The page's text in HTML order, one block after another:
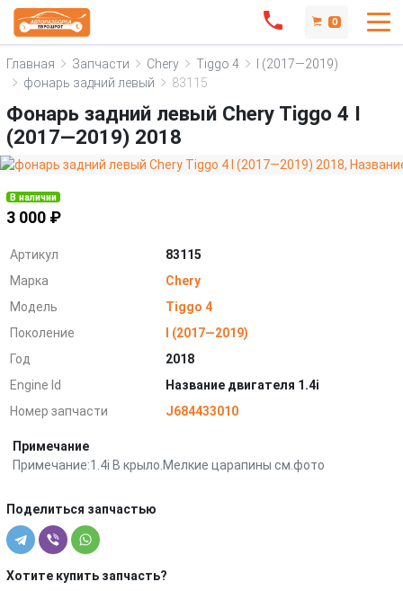
0
Главная Запчасти Chery Tiggo 4
I (2017—2019)
фонарь задний левый
83115
Фонарь задний левый Chery Tiggo 4 I
(2017—2019) 2018
В наличии
3 000 ₽
Артикул
83115
Марка
Chery
Модель
Tiggo 4
Поколение
I (2017—2019)
Год
2018
Engine Id
Название двигателя 1.4i
Номер запчасти
J684433010
Примечание
Примечание:1.4i В крыло.Мелкие царапины см.фото
Поделиться запчастью
Хотите купить запчасть?